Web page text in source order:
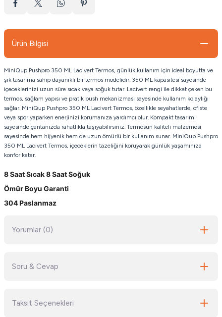
Ürün Bilgisi
MiniQup Pushpro 350 ML Lacivert Termos, günlük kullanım için ideal boyutta ve
şık tasarıma sahip dayanıklı bir termos modelidir. 350 ML kapasitesi sayesinde
içeceklerinizi uzun süre sıcak veya soğuk tutar. Lacivert rengi ile dikkat çeken bu
termos, sağlam yapısı ve pratik push mekanizması sayesinde kullanım kolaylığı
sağlar. MiniQup Pushpro 350 ML Lacivert Termos, özellikle seyahatlerde, ofiste
veya spor yaparken enerjinizi korumanıza yardımcı olur. Kompakt tasarımı
sayesinde çantanızda rahatlıkla taşıyabilirsiniz. Termosun kaliteli malzemesi
sayesinde hem hijyenik hem de uzun ömürlü bir kullanım sunar. MiniQup Pushpro
350 ML Lacivert Termos, içeceklerin tazeliğini koruyarak günlük yaşamınıza
konfor katar.
8 Saat Sıcak 8 Saat Soğuk
Ömür Boyu Garanti
304 Paslanmaz
Yorumlar (0)
Soru & Cevap
Taksit Seçenekleri